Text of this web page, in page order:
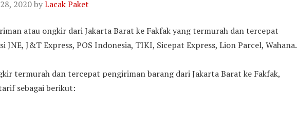
2020byLacak Paket
atau ongkir dari Jakarta Barat ke Fakfak yang termurah dan tercepat
JNE, J&T Express, POS Indonesia, TIKI, Sicepat Express, Lion Parcel, Wahana.
termurah dan tercepat pengiriman barang dari Jakarta Barat ke Fakfak,
sebagai berikut: